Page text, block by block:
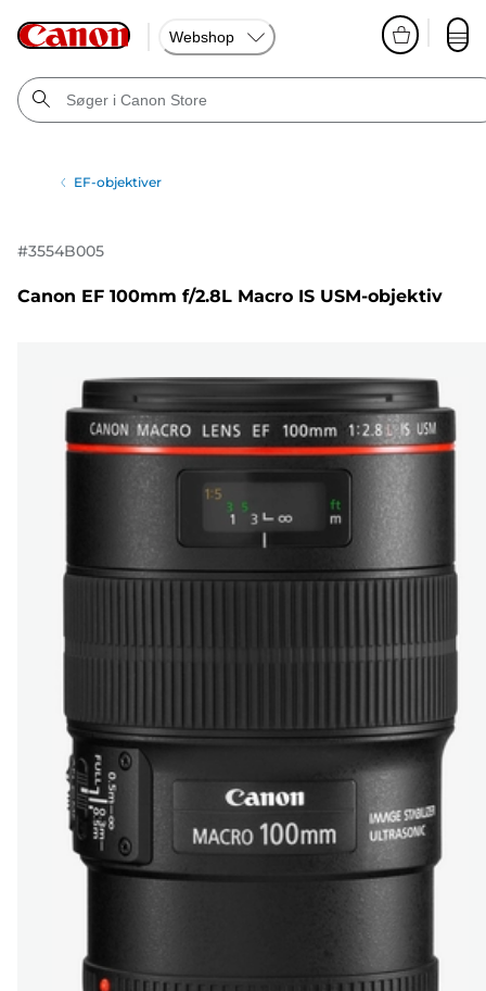
Webshop
EF-objektiver
#3554B005
Canon EF 100mm f/2.8L Macro IS USM-objektiv